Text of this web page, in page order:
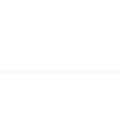
opt-